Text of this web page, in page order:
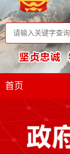
首页